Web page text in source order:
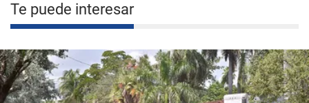
Te puede interesar